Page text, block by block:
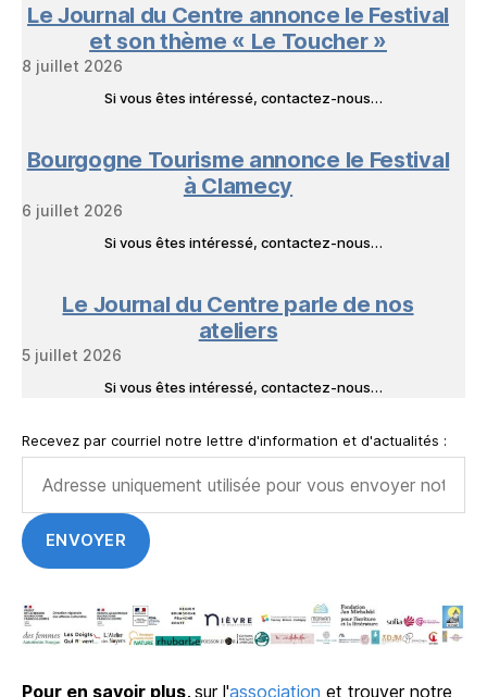
Le Journal du Centre annonce le Festival
et son thème « Le Toucher »
8 juillet 2026
Si vous êtes intéressé, contactez-nous…
Bourgogne Tourisme annonce le Festival
à Clamecy
6 juillet 2026
Si vous êtes intéressé, contactez-nous…
Le Journal du Centre parle de nos
ateliers
5 juillet 2026
Si vous êtes intéressé, contactez-nous…
Recevez par courriel notre lettre d'information et d'actualités :
Pour en savoir plus, sur l'association et trouver notre